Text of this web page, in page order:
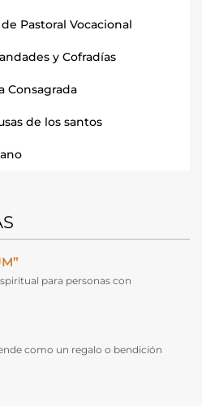
Pastoral Vocacional
y Cofradías
Consagrada
de los santos
para personas con
como un regalo o bendición